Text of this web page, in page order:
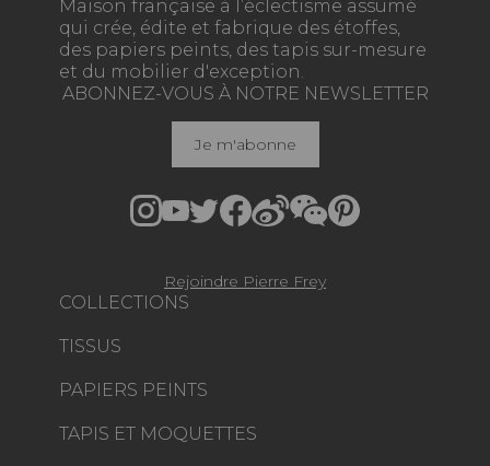
Maison française à l’éclectisme assumé
qui crée, édite et fabrique des étoffes,
des papiers peints, des tapis sur-mesure
et du mobilier d'exception.
COLLECTIONS
TISSUS
PAPIERS PEINTS
TAPIS ET MOQUETTES
ABONNEZ-VOUS À NOTRE NEWSLETTER
Je m'abonne
Rejoindre Pierre Frey